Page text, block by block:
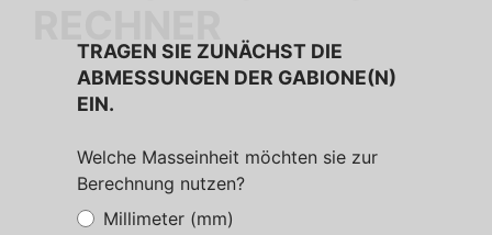
TRAGEN SIE ZUNÄCHST DIE
ABMESSUNGEN DER GABIONE(N)
EIN.
Welche Masseinheit möchten sie zur
Berechnung nutzen?
Millimeter (mm)